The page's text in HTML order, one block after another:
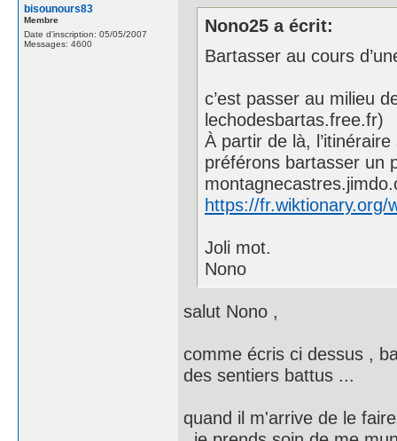
bisounours83
Membre
Date d'inscription: 05/05/2007
Messages: 4600
Nono25 a écrit:
Bartasser au cours
c’est passer au milieu
lechodesbartas.free.fr)
À partir de là,
préférons bartasser un
https://fr.wiktionary.org/
Joli mot.
Nono
salut Nono ,
comme écris ci dessus ,
des sentiers battus ...
quand il m'arrive de le